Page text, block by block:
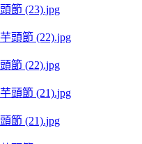
節 (23).jpg
節 (22).jpg
節 (21).jpg